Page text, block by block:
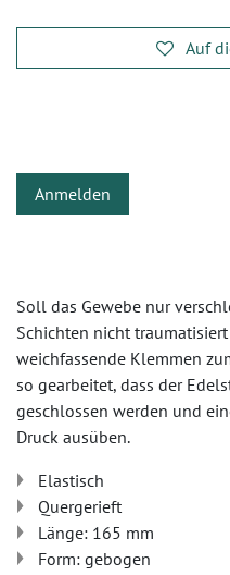
Auf
Anmelden
Soll das Gewebe nur
Schichten nicht
weichfassende Klemmen
so gearbeitet, dass der
geschlossen werden und
Druck ausüben.
Elastisch
Quergerieft
Länge: 165 mm
Form: gebogen